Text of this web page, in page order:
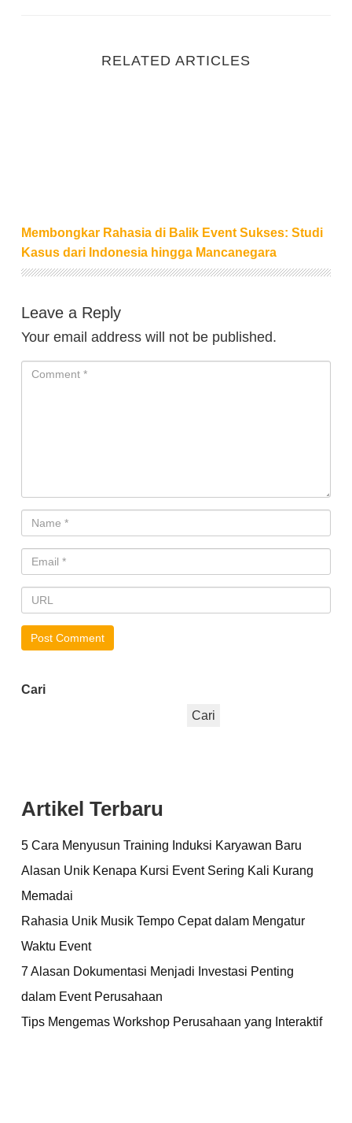
RELATED ARTICLES
Membongkar Rahasia di Balik Event Sukses: Studi
Kasus dari Indonesia hingga Mancanegara
Leave a Reply
Your email address will not be published.
Cari
Cari
Artikel Terbaru
5 Cara Menyusun Training Induksi Karyawan Baru
Alasan Unik Kenapa Kursi Event Sering Kali Kurang
Memadai
Rahasia Unik Musik Tempo Cepat dalam Mengatur
Waktu Event
7 Alasan Dokumentasi Menjadi Investasi Penting
dalam Event Perusahaan
Tips Mengemas Workshop Perusahaan yang Interaktif